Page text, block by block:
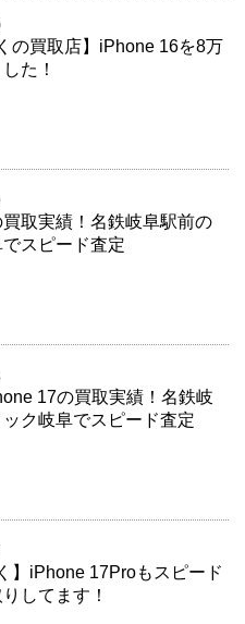
の買取店】iPhone 16を8万
た！
取実績！名鉄岐阜駅前の
スピード査定
17の買取実績！名鉄岐
ク岐阜でスピード査定
】iPhone 17Proもスピード
してます！